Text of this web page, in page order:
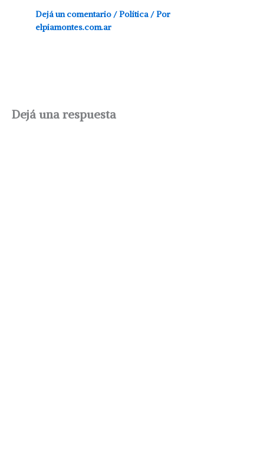
Dejá un comentario /Política / Por
elpiamontes.com.ar
Dejá una respuesta